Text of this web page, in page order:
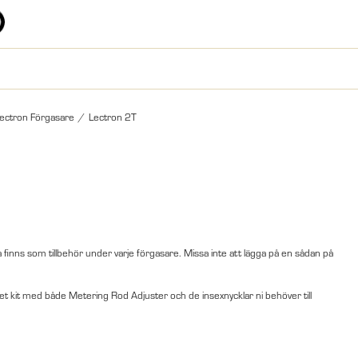
Förgasare / Lectron 2T
som tillbehör under varje förgasare. Missa inte att lägga på en sådan på
kit med både Metering Rod Adjuster och de insexnycklar ni behöver till